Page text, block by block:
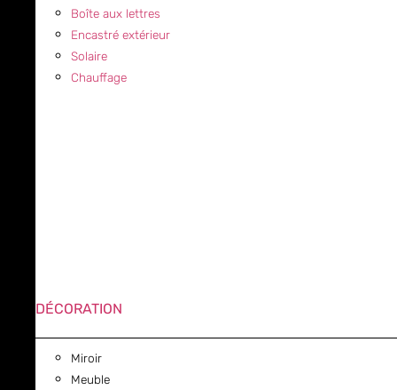
Boîte aux lettres
Encastré extérieur
Solaire
Chauffage
DÉCORATION
Miroir
Meuble